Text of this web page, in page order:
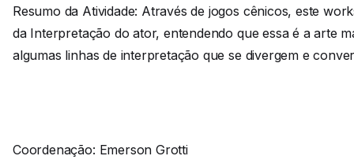
Resumo da Atividade: Através de jogos cênicos, este
da Interpretação do ator, entendendo que essa é a arte
algumas linhas de interpretação que se divergem e
Coordenação: Emerson Grotti